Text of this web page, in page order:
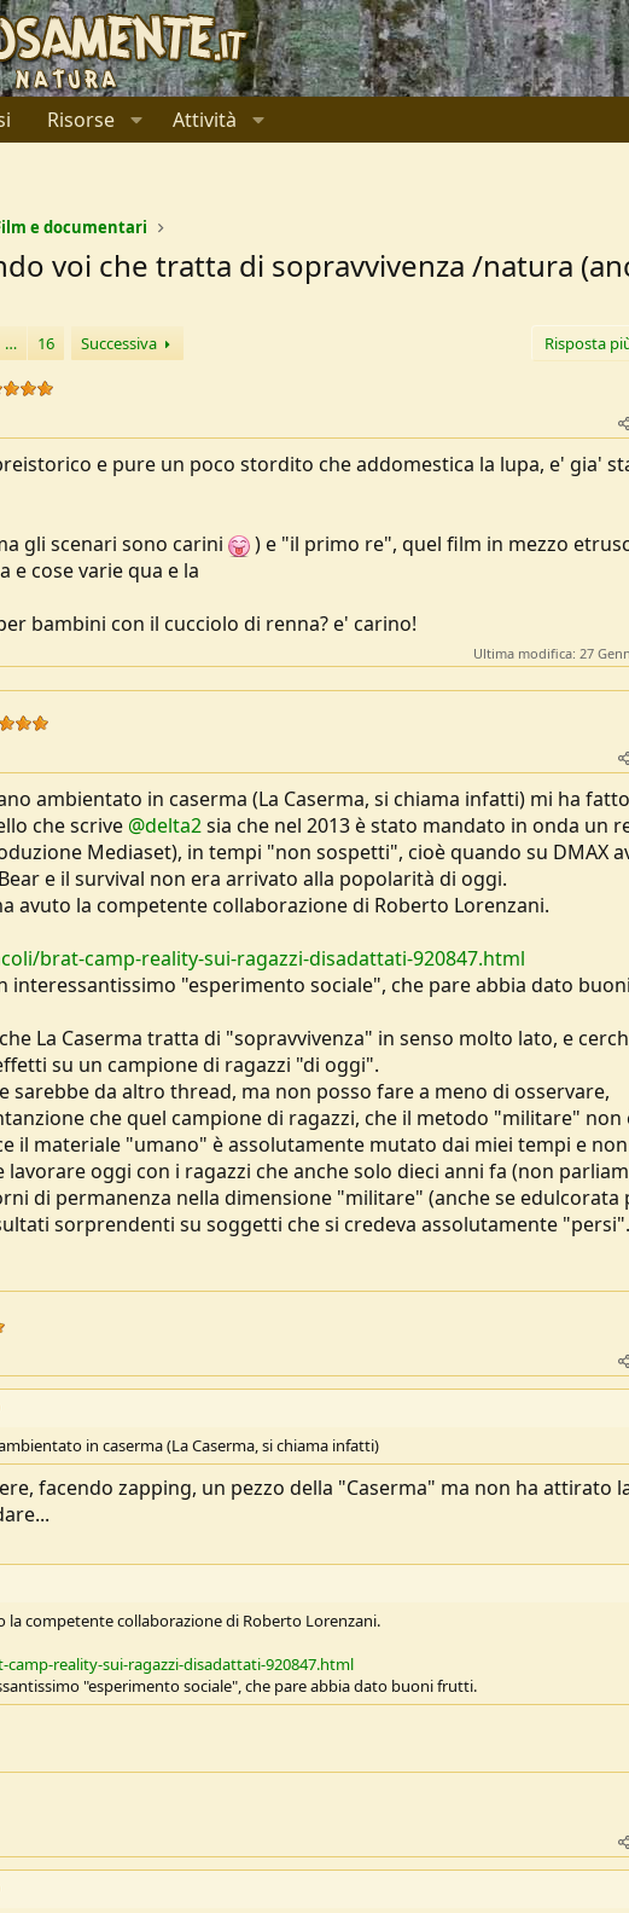
Risorse Attività
e documentari
voi che tratta di sopravvivenza /natura
… 16 Successiva Risposta
e pure un poco stordito che addomestica la lupa, e' gia'
gli scenari sono carini
) e "il primo re", quel film in mezzo
e cose varie qua e la
bambini con il cucciolo di renna? e' carino!
Ultima modifica: 27
ambientato in caserma (La Caserma, si chiama infatti) mi ha fatto
che scrive @delta2sia che nel 2013 è stato mandato in onda un
Mediaset), in tempi "non sospetti", cioè quando su DMAX
e il survival non era arrivato alla popolarità di oggi.
avuto la competente collaborazione di Roberto Lorenzani.
brat-camp-reality-sui-ragazzi-disadattati-920847.html
interessantissimo "esperimento sociale", che pare abbia dato buoni
La Caserma tratta di "sopravvivenza" in senso molto lato, e
su un campione di ragazzi "di oggi".
sarebbe da altro thread, ma non posso fare a meno di osservare,
che quel campione di ragazzi, che il metodo "militare" non
il materiale "umano" è assolutamente mutato dai miei tempi e non
oggi con i ragazzi che anche solo dieci anni fa (non
di permanenza nella dimensione "militare" (anche se edulcorata
sorprendenti su soggetti che si credeva assolutamente "persi".
in caserma (La Caserma, si chiama infatti)
facendo zapping, un pezzo della "Caserma" ma non ha attirato
la competente collaborazione di Roberto Lorenzani.
reality-sui-ragazzi-disadattati-920847.html
"esperimento sociale", che pare abbia dato buoni frutti.